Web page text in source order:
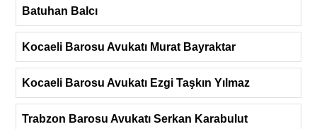
Batuhan Balcı
Kocaeli Barosu Avukatı Murat Bayraktar
Kocaeli Barosu Avukatı Ezgi Taşkın Yılmaz
Trabzon Barosu Avukatı Serkan Karabulut